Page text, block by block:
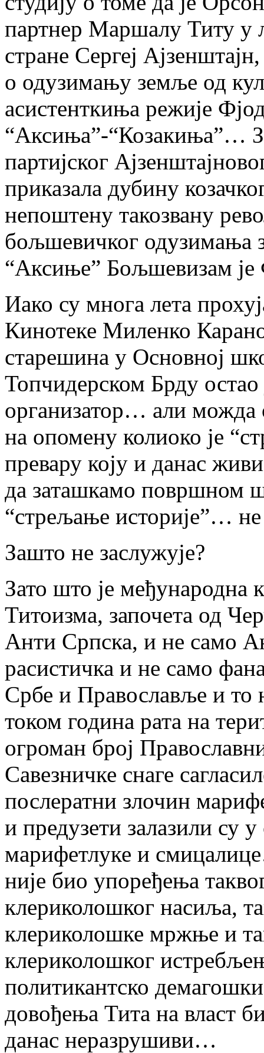
партнер Маршалу Титу у
стране Сергеј
о одузимању земље од
асистенткиња режије
“Аксиња”-“Козакиња”…
партијског
приказала дубину
непоштену такозвану
бољшевичког одузимања
“Аксиње” Бољшевизам је
Иако су многа лета
Кинотеке Миленко
старешина у Основној
Топчидерском Брду остао
организатор… али можда
на опомену колиоко је
превару коју и данас
да заташкамо површном
“стрељање историје”… не
Зашто не заслужује?
Зато што је међународна
Титоизма, започета од
Анти Српска, и не само
расистичка и не само
Србе и Православље и то
током година рата на
огроман број
Савезничке снаге
послератни злочин
и предузети залазили су
марифетлуке и
није био упоређења
клериколошког насиља,
клериколошке мржње и
клериколошког
политикантско
довођења Тита на власт
данас неразрушиви…